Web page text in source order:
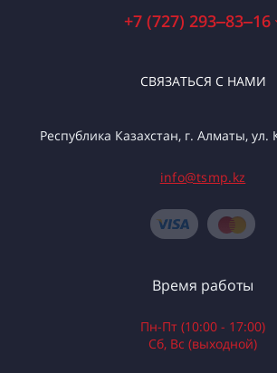
+7 (727) 293‒83‒16
СВЯЗАТЬСЯ С НАМИ
Республика Казахстан, г. Алматы, ул.
info@tsmp.kz
Время работы
Пн-Пт (10:00 - 17:00)
Сб, Вс (выходной)